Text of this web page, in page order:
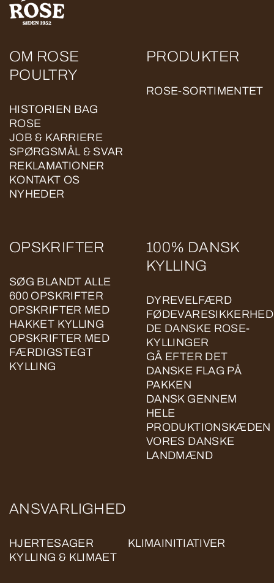
OM ROSE
POULTRY
HISTORIEN BAG
ROSE
JOB & KARRIERE
SPØRGSMÅL & SVAR
REKLAMATIONER
KONTAKT OS
NYHEDER
PRODUKTER
ROSE-SORTIMENTET
OPSKRIFTER
SØG BLANDT ALLE
600 OPSKRIFTER
OPSKRIFTER MED
HAKKET KYLLING
OPSKRIFTER MED
FÆRDIGSTEGT
KYLLING
100% DANSK
KYLLING
DYREVELFÆRD
FØDEVARESIKKERHED
DE DANSKE ROSE-
KYLLINGER
GÅ EFTER DET
DANSKE FLAG PÅ
PAKKEN
DANSK GENNEM
HELE
PRODUKTIONSKÆDEN
VORES DANSKE
LANDMÆND
ANSVARLIGHED
HJERTESAGER
KLIMAINITIATIVER
KYLLING & KLIMAET